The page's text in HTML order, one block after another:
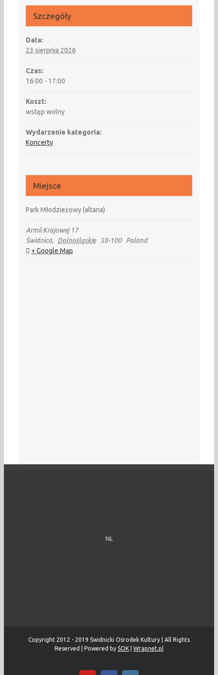
Szczegóły
Data:
23 sierpnia 2026
Czas:
16:00 - 17:00
Koszt:
wstęp wolny
Wydarzenie kategoria:
Koncerty
Miejsce
Park Młodzieżowy (altana)
Armii Krajowej 17
Świdnica, Dolnośląskie 58-100
Poland
+ Google Map
NL
Copyright 2012 - 2019 Świdnicki Ośrodek Kultury | All Rights
Reserved | Powered by ŚOK Wrapnet.pl